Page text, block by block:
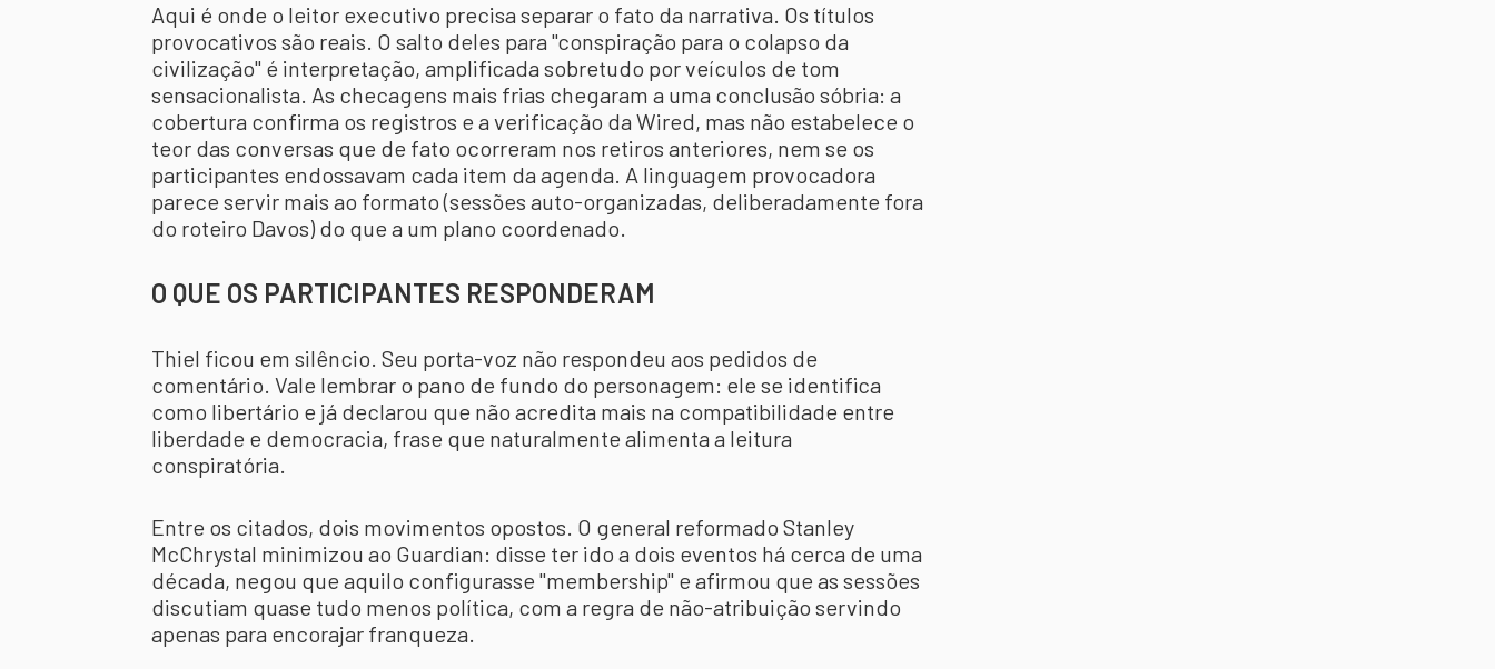
Aqui é onde o leitor executivo precisa separar o fato da narrativa. Os títulos
provocativos são reais. O salto deles para "conspiração para o colapso da
civilização" é interpretação, amplificada sobretudo por veículos de tom
sensacionalista. As checagens mais frias chegaram a uma conclusão sóbria: a
cobertura confirma os registros e a verificação da Wired, mas não estabelece o
teor das conversas que de fato ocorreram nos retiros anteriores, nem se os
participantes endossavam cada item da agenda. A linguagem provocadora
parece servir mais ao formato (sessões auto-organizadas, deliberadamente fora
do roteiro Davos) do que a um plano coordenado.
O QUE OS PARTICIPANTES RESPONDERAM
Thiel ficou em silêncio. Seu porta-voz não respondeu aos pedidos de
comentário. Vale lembrar o pano de fundo do personagem: ele se identifica
como libertário e já declarou que não acredita mais na compatibilidade entre
liberdade e democracia, frase que naturalmente alimenta a leitura
conspiratória.
Entre os citados, dois movimentos opostos. O general reformado Stanley
McChrystal minimizou ao Guardian: disse ter ido a dois eventos há cerca de uma
década, negou que aquilo configurasse "membership" e afirmou que as sessões
discutiam quase tudo menos política, com a regra de não-atribuição servindo
apenas para encorajar franqueza.